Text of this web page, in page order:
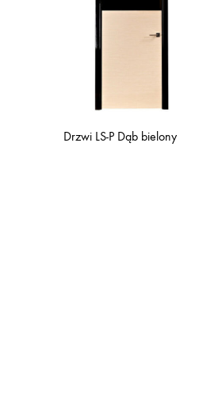
Drzwi LS-P Dąb bielony